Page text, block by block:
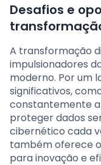
Desafios e
A transformação
impulsionadores
moderno. Por um
significativos,
constantemente
proteger dados
cibernético cada
também oferece
para inovação e